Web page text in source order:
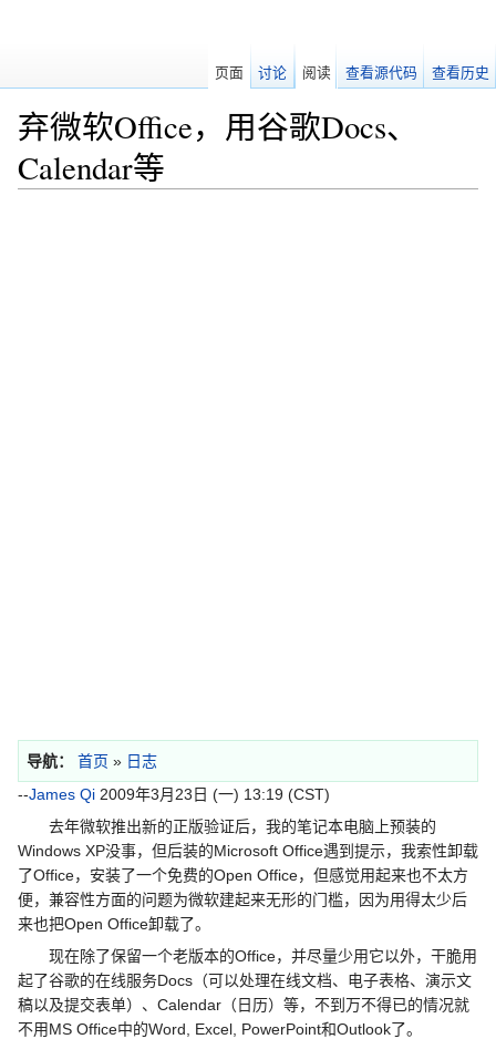
弃微软Office，用谷歌Docs、
Calendar等
导航： 首页 » 日志
--James Qi 2009年3月23日 (一) 13:19 (CST)
去年微软推出新的正版验证后，我的笔记本电脑上预装的
Windows XP没事，但后装的Microsoft Office遇到提示，我索性卸载
了Office，安装了一个免费的Open Office，但感觉用起来也不太方
便，兼容性方面的问题为微软建起来无形的门槛，因为用得太少后
来也把Open Office卸载了。
现在除了保留一个老版本的Office，并尽量少用它以外，干脆用
起了谷歌的在线服务Docs（可以处理在线文档、电子表格、演示文
稿以及提交表单）、Calendar（日历）等，不到万不得已的情况就
不用MS Office中的Word, Excel, PowerPoint和Outlook了。
页面 讨论 阅读 查看源代码 查看历史